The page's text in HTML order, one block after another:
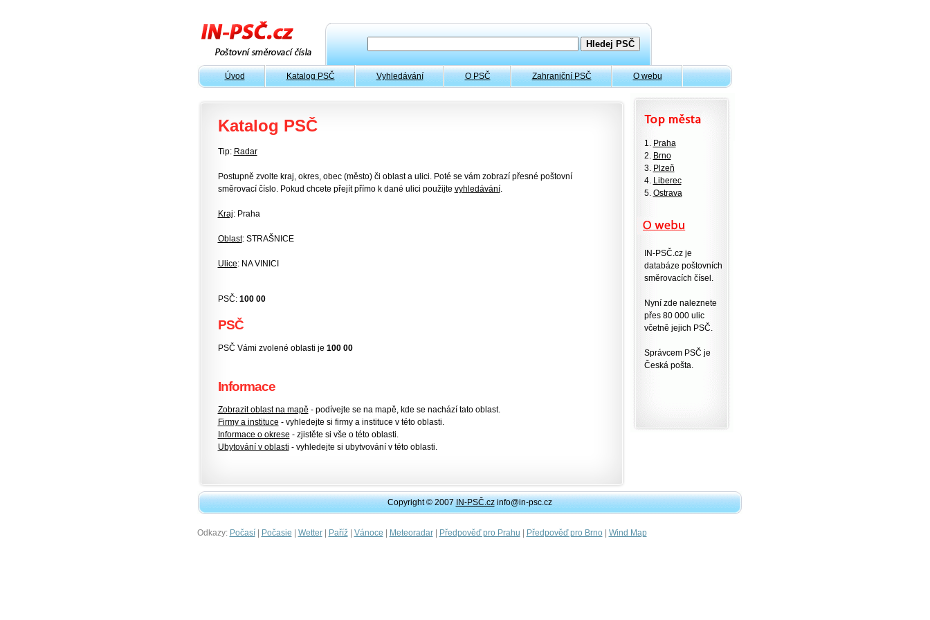
Úvod Katalog PSČ Vyhledávání O PSČ Zahraniční PSČ O webu
Katalog PSČ
Tip: Radar
Postupně zvolte kraj, okres, obec (město) či oblast a ulici. Poté se vám zobrazí přesné poštovní
směrovací číslo. Pokud chcete přejít přímo k dané ulici použijte vyhledávání.
Kraj: Praha
Oblast: STRAŠNICE
Ulice: NA VINICI
PSČ: 100 00
PSČ
PSČ Vámi zvolené oblasti je 100 00
Informace
Zobrazit oblast na mapě - podívejte se na mapě, kde se nachází tato oblast.
Firmy a instituce - vyhledejte si firmy a instituce v této oblasti.
Informace o okrese - zjistěte si vše o této oblasti.
Ubytování v oblasti - vyhledejte si ubytvování v této oblasti.
1. Praha
2. Brno
3. Plzeň
4. Liberec
5. Ostrava
IN-PSČ.cz je
databáze poštovních
směrovacích čísel.
Nyní zde naleznete
přes 80 000 ulic
včetně jejich PSČ.
Správcem PSČ je
Česká pošta.
Copyright © 2007IN-PSČ.czinfo@in-psc.cz
Odkazy: Počasí| Počasie | Wetter| Paříž| Vánoce | Meteoradar| Předpověď pro Prahu | Předpověď pro Brno| Wind Map